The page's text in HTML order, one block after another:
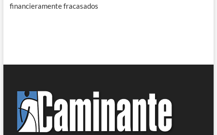
financieramente fracasados